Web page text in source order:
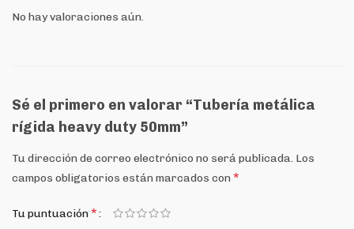
No hay valoraciones aún.
Sé el primero en valorar “Tubería metálica
rígida heavy duty 50mm”
Tu dirección de correo electrónico no será publicada. Los
campos obligatorios están marcados con *
Tu puntuación*